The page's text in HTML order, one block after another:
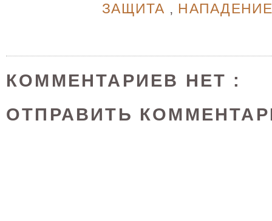
ЗАЩИТА ,
КОММЕНТАРИЕВ НЕТ :
ОТПРАВИТЬ